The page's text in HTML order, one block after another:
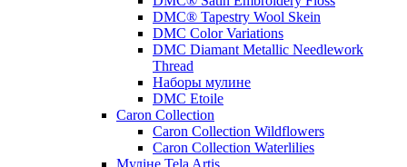
DMC® Tapestry Wool Skein
DMC Color Variations
DMC Diamant Metallic Needlework
Thread
Наборы мулине
DMC Etoile
Caron Collection
Caron Collection Wildflowers
Caron Collection Waterlilies
Муліне Tela Artis